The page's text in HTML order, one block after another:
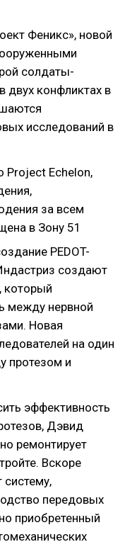
Феникс», новой
солдаты-
двух конфликтах в
исследований в
Project Echelon,
за всем
в Зону 51
PEDOT-
создают
который
между нервной
Новая
на один
протезом и
эффективность
Дэвид
ремонтирует
Вскоре
передовых
приобретенный